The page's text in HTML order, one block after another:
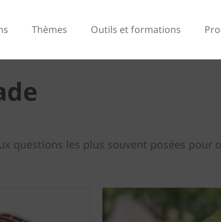
Thèmes Outils et formations
questions les plus souvent posées pour